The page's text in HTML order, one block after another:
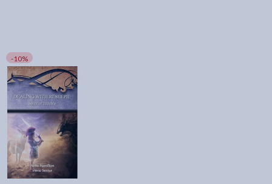
-10%